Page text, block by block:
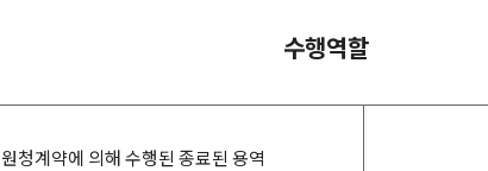
수행역할
원청계약에 의해 수행된 종료된 용역